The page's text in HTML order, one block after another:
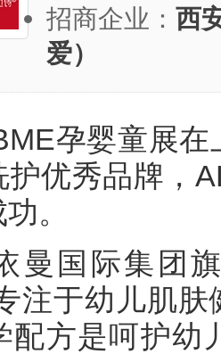
招商企业： 西
爱）
孕婴童展在
护优秀品牌，
。
国际集团旗
注于幼儿肌
配方是呵护幼